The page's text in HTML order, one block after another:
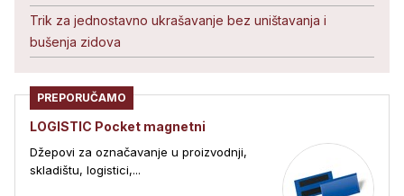
Trik za jednostavno ukrašavanje bez uništavanja i
bušenja zidova
PREPORUČAMO
LOGISTIC Pocket magnetni
Džepovi za označavanje u proizvodnji,
skladištu, logistici,...